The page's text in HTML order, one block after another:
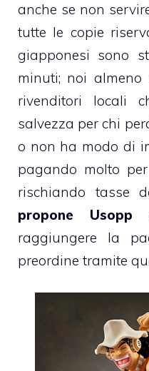
anche se non
tutte le copie
giapponesi sono
minuti; noi almeno
rivenditori locali
salvezza per chi
o non ha modo di
pagando molto
rischiando tasse
propone
raggiungere la
preordine tramite